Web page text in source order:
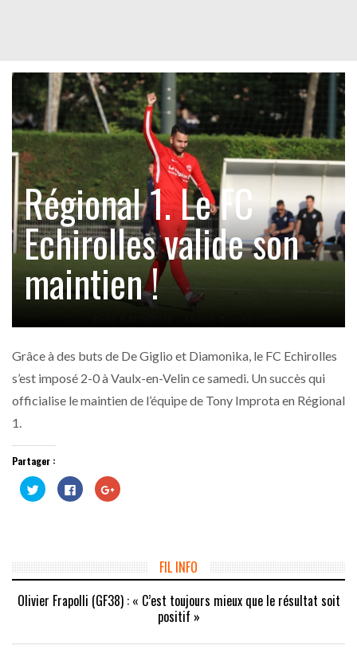
Régional 1. Le FC
Echirolles valide son
maintien !
Grâce à des buts de De Giglio et Diamonika, le FC Echirolles
s’est imposé 2-0 à Vaulx-en-Velin ce samedi. Un succès qui
officialise le maintien de l’équipe de Tony Improta en Régional
1.
Partager :
Cliquez
pour
partager
fenêtre)
Cliquez
pour
partager
fenêtre)
Cliquez
pour
nouvelle
fenêtre)
FIL INFO
Olivier Frapolli (GF38) : « C’est toujours mieux que le résultat soit
positif »